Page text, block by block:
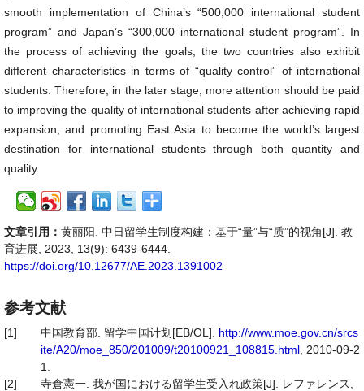
smooth implementation of China’s “500,000 international student
program” and Japan’s “300,000 international student program”. In
the process of achieving the goals, the two countries also exhibit
different characteristics in terms of “quality control” of international
students. Therefore, in the later stage, more attention should be paid
to improving the quality of international students after achieving rapid
expansion, and promoting East Asia to become the world’s largest
destination for international students through both quantity and
quality.
文章引用： 黄丽阳. 中日留学生制度构建：基于“量”与“质”的视角[J]. 教
育进展, 2023, 13(9): 6439-6444.
https://doi.org/10.12677/AE.2023.1391002
参考文献
[1] 中国教育部. 留学中国计划[EB/OL]. http://www.moe.gov.cn/srcs
ite/A20/moe_850/201009/t20100921_108815.html , 2010-09-2
1.
[2]
寺倉憲一. 我が国における留学生受入れ政策[J]. レファレンス,